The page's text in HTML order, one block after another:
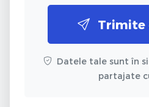
Trimite
Datele tale sunt în
partajate